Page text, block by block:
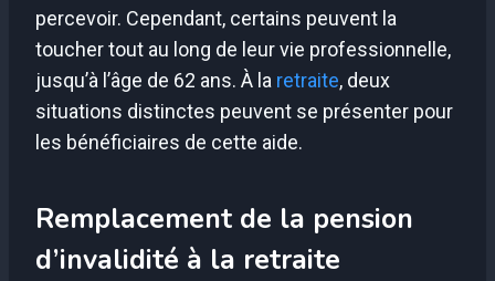
percevoir. Cependant, certains peuvent la
toucher tout au long de leur vie professionnelle,
jusqu’à l’âge de 62 ans. À la retraite, deux
situations distinctes peuvent se présenter pour
les bénéficiaires de cette aide.
Remplacement de la pension
d’invalidité à la retraite